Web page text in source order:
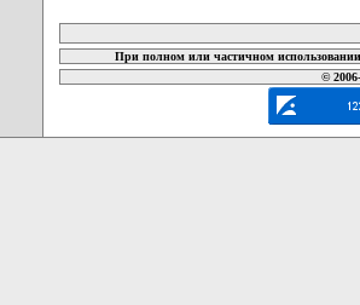
При полном или частичном
©